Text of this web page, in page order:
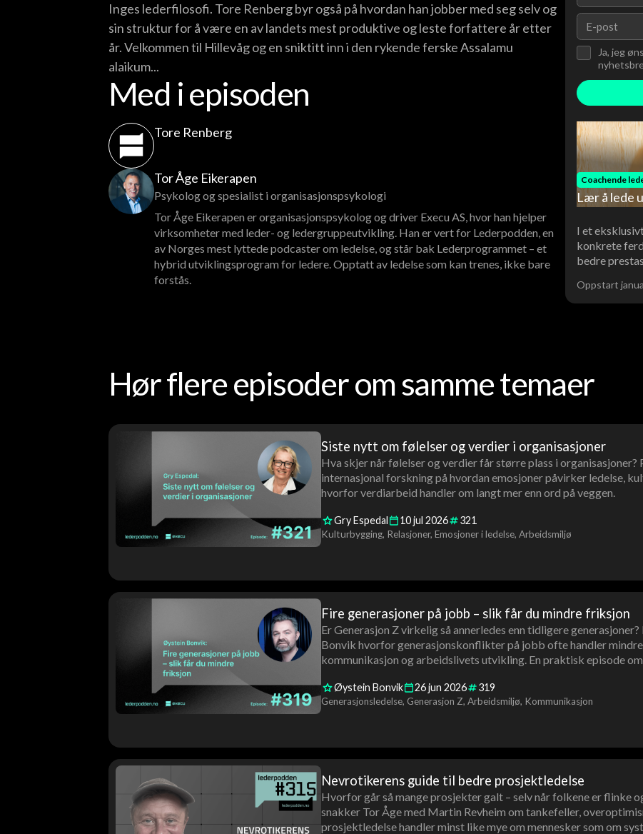
Inges lederfilosofi. Tore Renberg byr også på hvordan han jobber med seg selv og
sin struktur for å være en av landets mest produktive og leste forfattere år etter
år. Velkommen til Hillevåg og en sniktitt inn i den rykende ferske Assalamu
alaikum...
Med i episoden
Tore Renberg
Tor Åge Eikerapen
Psykolog og spesialist i organisasjonspsykologi
Tor Åge Eikerapen er organisasjonspsykolog og driver Execu AS, hvor han hjelper
virksomheter med leder- og ledergruppeutvikling. Han er vert for Lederpodden, en
av Norges mest lyttede podcaster om ledelse, og står bak Lederprogrammet – et
hybrid utviklingsprogram for ledere. Opptatt av ledelse som kan trenes, ikke bare
forstås.
Ja, jeg
Coachende
Lær å lede
I et
konkrete
bedre
Oppstart
Hør flere episoder om samme temaer
Siste nytt om følelser og verdier i organisasjoner
Hva skjer når følelser og verdier får større plass i
internasjonal forskning på hvordan emosjoner påvirker ledelse,
hvorfor verdiarbeid handler om langt mer enn ord på veggen.
Gry Espedal 10jul 2026 321
Kulturbygging Relasjoner Emosjoner i ledelse Arbeidsmiljø
Fire generasjoner på jobb – slik får du mindre friksjon
Er Generasjon Z virkelig så annerledes enn tidligere
Bonvik hvorfor generasjonskonflikter på jobb ofte handler
kommunikasjon og arbeidslivets utvikling. En praktisk episode
Øystein Bonvik 26jun 2026 319
Generasjonsledelse Generasjon Z Arbeidsmiljø Kommunikasjon
Nevrotikerens guide til bedre prosjektledelse
Hvorfor går så mange prosjekter galt – selv når folkene er flinke
snakker Tor Åge med Martin Revheim om tankefeller,
prosjektledelse handler minst like mye om mennesker som om